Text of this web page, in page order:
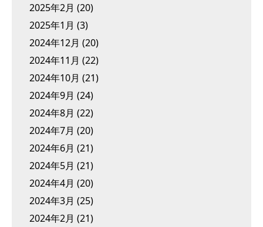
2025年2月 (20)
2025年1月 (3)
2024年12月 (20)
2024年11月 (22)
2024年10月 (21)
2024年9月 (24)
2024年8月 (22)
2024年7月 (20)
2024年6月 (21)
2024年5月 (21)
2024年4月 (20)
2024年3月 (25)
2024年2月 (21)